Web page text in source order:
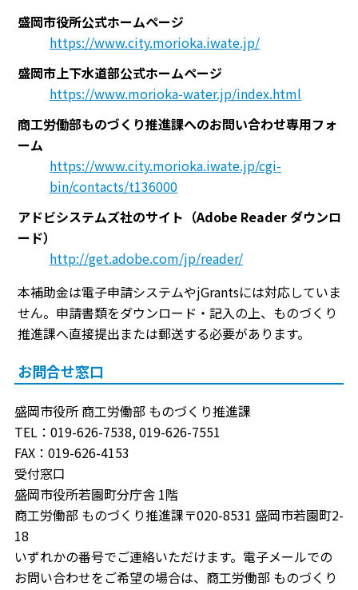
盛岡市役所公式ホームページ
https://www.city.morioka.iwate.jp/
盛岡市上下水道部公式ホームページ
https://www.morioka-water.jp/index.html
商工労働部ものづくり推進課へのお問い合わせ専用フォ
ーム
https://www.city.morioka.iwate.jp/cgi-
bin/contacts/t136000
アドビシステムズ社のサイト（Adobe Reader ダウンロ
ード）
http://get.adobe.com/jp/reader/
本補助金は電子申請システムやjGrantsには対応していま
せん。申請書類をダウンロード・記入の上、ものづくり
推進課へ直接提出または郵送する必要があります。
お問合せ窓口
盛岡市役所 商工労働部 ものづくり推進課
TEL：019-626-7538, 019-626-7551
FAX：019-626-4153
受付窓口
盛岡市役所若園町分庁舎 1階
商工労働部 ものづくり推進課〒020-8531 盛岡市若園町2-
18
いずれかの番号でご連絡いただけます。電子メールでの
お問い合わせをご希望の場合は、商工労働部 ものづくり